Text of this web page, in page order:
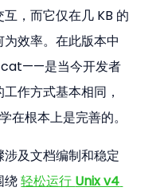
，而它仅在几 KB 的
效率。在此版本中
是当今开发者
作方式基本相同，
在根本上是完善的。
及文档编制和稳定
绕 轻松运行 Unix v4